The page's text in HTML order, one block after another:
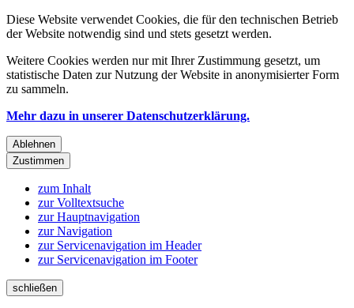
Diese Website verwendet Cookies, die für den technischen Betrieb
der Website notwendig sind und stets gesetzt werden.
Weitere Cookies werden nur mit Ihrer Zustimmung gesetzt, um
statistische Daten zur Nutzung der Website in anonymisierter Form
zu sammeln.
Mehr dazu in unserer Datenschutzerklärung.
Ablehnen
Zustimmen
zum Inhalt
zur Volltextsuche
zur Hauptnavigation
zur Navigation
zur Servicenavigation im Header
zur Servicenavigation im Footer
schließen